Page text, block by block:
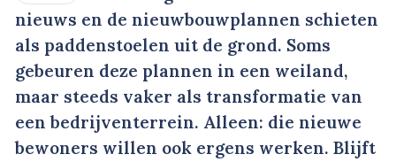
nieuws en de nieuwbouwplannen schieten
als paddenstoelen uit de grond. Soms
gebeuren deze plannen in een weiland,
maar steeds vaker als transformatie van
een bedrijventerrein. Alleen: die nieuwe
bewoners willen ook ergens werken. Blijft